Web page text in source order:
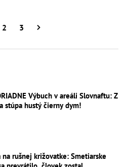
2 3
Výbuch v areáli Slovnaftu: Z
stúpa hustý čierny dym!
na rušnej križovatke: Smetiarske